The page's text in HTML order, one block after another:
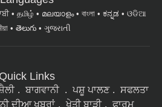
தமிழ் മലയാളം বাংলা ಕನ್ನಡ
ଓଡିଆ
తెలుగు ગુજરાતી
Quick Links
ਬਾਗਵਾਨੀ ਪਸ਼ੂ ਪਾਲਣ
ਸਫਲਤਾ
ਦੀਆ ਖਬਰਾਂ ਖੇਤੀ ਬਾੜੀ
ਫਾਰਮ